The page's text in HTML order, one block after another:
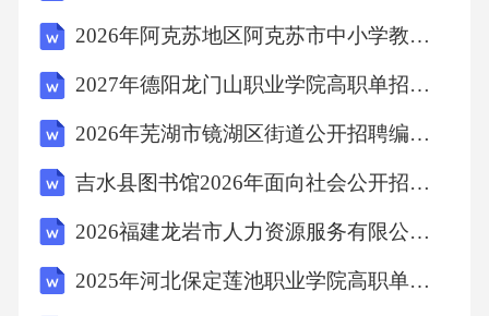
2026年阿克苏地区阿克苏市中小学教师招聘笔试参考题库及答案详解
2027年德阳龙门山职业学院高职单招职业技能考试题库附答案详解（考试直接用）
2026年芜湖市镜湖区街道公开招聘编外聘用人员笔试参考题库及答案详解
吉水县图书馆2026年面向社会公开招聘5名编外人员考试模拟试题及答案详解
2026福建龙岩市人力资源服务有限公司招聘项目用工外派人员1人笔试备考题库及答案详解
2025年河北保定莲池职业学院高职单招职业技能考试题库及参考答案详解